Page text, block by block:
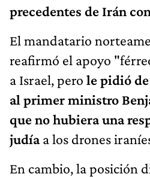
precedentes de Irán
El mandatario
reafirmó el apoyo
a Israel, pero le pidió
al primer ministro
que no hubiera una
judíaa los drones
En cambio, la posición